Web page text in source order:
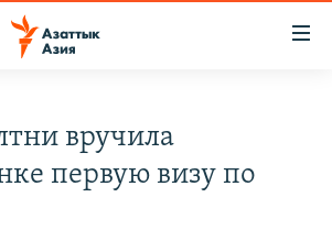
вручила
первую визу по